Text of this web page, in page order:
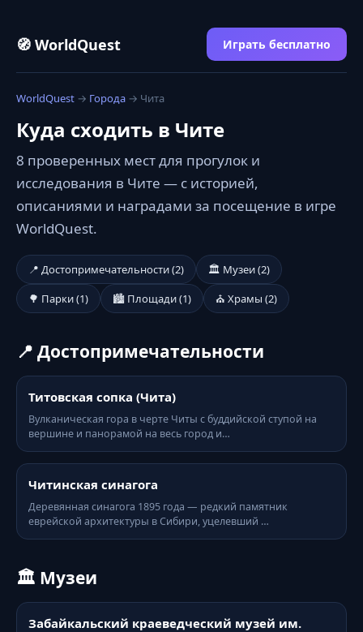
🧭 WorldQuest Играть бесплатно
WorldQuest → Города → Чита
Куда сходить в Чите
8 проверенных мест для прогулок и
исследования в Чите — с историей,
описаниями и наградами за посещение в игре
WorldQuest.
📍 Достопримечательности (2)
🏛️ Музеи (2)
🌳 Парки (1)
🏙️ Площади (1) ⛪ Храмы (2)
📍 Достопримечательности
Титовская сопка (Чита)
Вулканическая гора в черте Читы с буддийской ступой на
вершине и панорамой на весь город и…
Читинская синагога
Деревянная синагога 1895 года — редкий памятник
еврейской архитектуры в Сибири, уцелевший …
🏛️ Музеи
Забайкальский краеведческий музей им.